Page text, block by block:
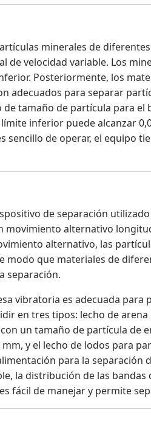
minerales de
de velocidad variable. Los
Posteriormente, los
adecuados para separar
tamaño de partícula para
inferior puede alcanzar
sencillo de operar, el equipo
de separación
movimiento alternativo
alternativo, las
modo que materiales de
separación.
vibratoria es adecuada
en tres tipos: lecho de
un tamaño de partícula de
y el lecho de lodos para
para la separación
la distribución de las
fácil de manejar y permite